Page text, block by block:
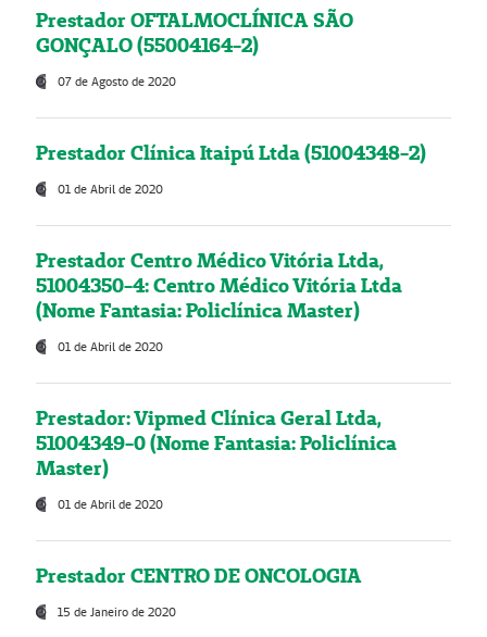
Prestador OFTALMOCLÍNICA SÃO
GONÇALO (55004164-2)
07 de Agosto de 2020
Prestador Clínica Itaipú Ltda (51004348-2)
01 de Abril de 2020
Prestador Centro Médico Vitória Ltda,
51004350-4: Centro Médico Vitória Ltda
(Nome Fantasia: Policlínica Master)
01 de Abril de 2020
Prestador: Vipmed Clínica Geral Ltda,
51004349-0 (Nome Fantasia: Policlínica
Master)
01 de Abril de 2020
Prestador CENTRO DE ONCOLOGIA
15 de Janeiro de 2020